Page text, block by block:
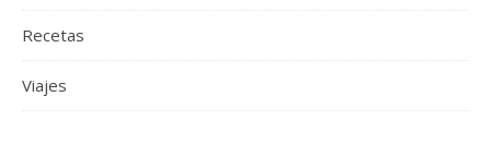
Recetas
Viajes